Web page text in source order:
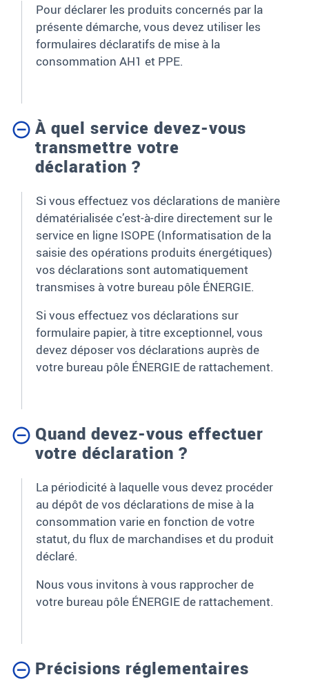
Pour déclarer les produits concernés par la
présente démarche, vous devez utiliser les
formulaires déclaratifs de mise à la
consommation AH1 et PPE.
À quel service devez-vous
transmettre votre
déclaration ?
Si vous effectuez vos déclarations de manière
dématérialisée c’est-à-dire directement sur le
service en ligne ISOPE (Informatisation de la
saisie des opérations produits énergétiques)
vos déclarations sont automatiquement
transmises à votre bureau pôle ÉNERGIE.
Si vous effectuez vos déclarations sur
formulaire papier, à titre exceptionnel, vous
devez déposer vos déclarations auprès de
votre bureau pôle ÉNERGIE de rattachement.
Quand devez-vous effectuer
votre déclaration ?
La périodicité à laquelle vous devez procéder
au dépôt de vos déclarations de mise à la
consommation varie en fonction de votre
statut, du flux de marchandises et du produit
déclaré.
Nous vous invitons à vous rapprocher de
votre bureau pôle ÉNERGIE de rattachement.
Précisions réglementaires